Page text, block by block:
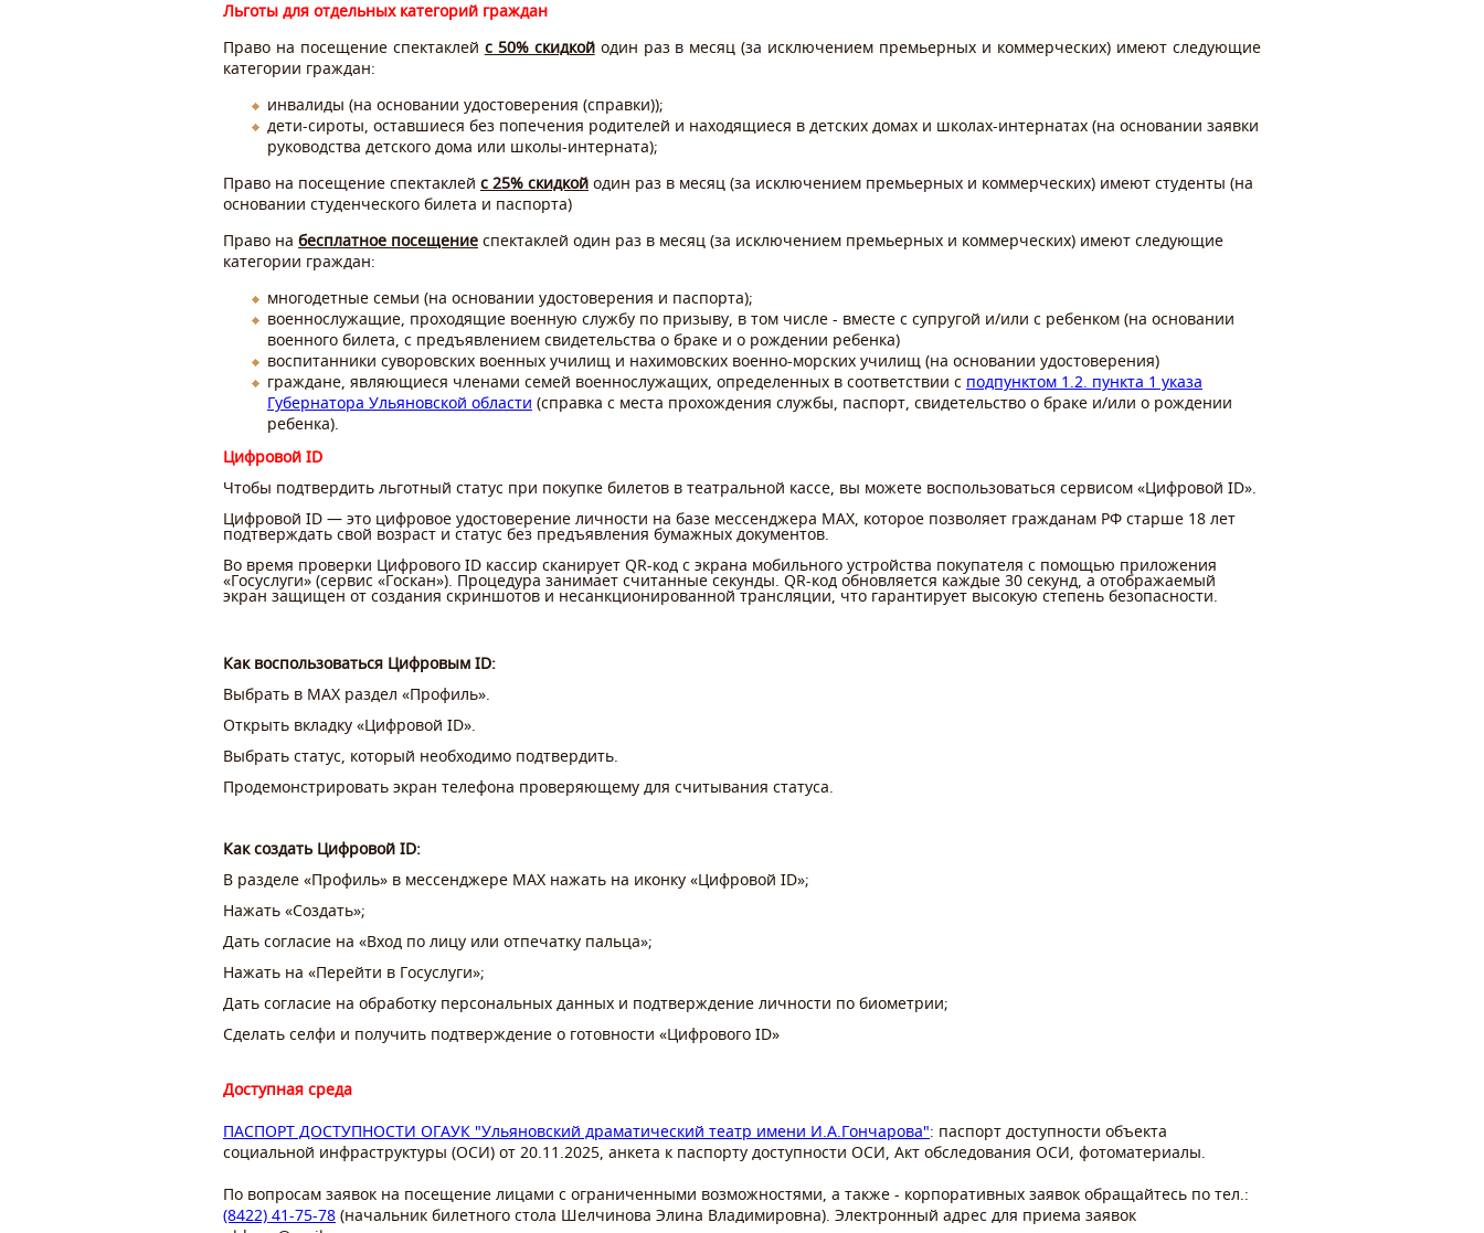
Льготы для отдельных категорий граждан
Право на посещение спектаклей с 50% скидкойодин раз в месяц (за исключением премьерных и коммерческих) имеют следующие
категории граждан:
инвалиды (на основании удостоверения (справки));
дети-сироты, оставшиеся без попечения родителей и находящиеся в детских домах и школах-интернатах (на основании заявки
руководства детского дома или школы-интерната);
Право на посещение спектаклей с 25% скидкой один раз в месяц (за исключением премьерных и коммерческих) имеют студенты (на
основании студенческого билета и паспорта)
Право на бесплатное посещение спектаклей один раз в месяц (за исключением премьерных и коммерческих) имеют следующие
категории граждан:
многодетные семьи (на основании удостоверения и паспорта);
военнослужащие, проходящие военную службу по призыву, в том числе - вместе с супругой и/или с ребенком (на основании
военного билета, с предъявлением свидетельства о браке и о рождении ребенка)
воспитанники суворовских военных училищ и нахимовских военно-морских училищ (на основании удостоверения)
граждане, являющиеся членами семей военнослужащих, определенных в соответствии с подпунктом 1.2. пункта 1 указа
Губернатора Ульяновской области (справка с места прохождения службы, паспорт, свидетельство о браке и/или о рождении
ребенка).
Цифровой ID
Чтобы подтвердить льготный статус при покупке билетов в театральной кассе, вы можете воспользоваться сервисом «Цифровой ID».
Цифровой ID — это цифровое удостоверение личности на базе мессенджера MAX, которое позволяет гражданам РФ старше 18 лет
подтверждать свой возраст и статус без предъявления бумажных документов.
Во время проверки Цифрового ID кассир сканирует QR-код с экрана мобильного устройства покупателя с помощью приложения
«Госуслуги» (сервис «Госкан»). Процедура занимает считанные секунды. QR-код обновляется каждые 30 секунд, а отображаемый
экран защищен от создания скриншотов и несанкционированной трансляции, что гарантирует высокую степень безопасности.
Как воспользоваться Цифровым ID:
⁠Выбрать в MAX раздел «Профиль».
⁠Открыть вкладку «Цифровой ID».
⁠Выбрать статус, который необходимо подтвердить.
Продемонстрировать экран телефона проверяющему для считывания статуса.
Как создать Цифровой ID:
В разделе «Профиль» в мессенджере MAX нажать на иконку «Цифровой ID»;
Нажать «Создать»;
Дать согласие на «Вход по лицу или отпечатку пальца»;
Нажать на «Перейти в Госуслуги»;
Дать согласие на обработку персональных данных и подтверждение личности по биометрии;
Сделать селфи и получить подтверждение о готовности «Цифрового ID»
Доступная среда
ПАСПОРТ ДОСТУПНОСТИ ОГАУК "Ульяновский драматический театр имени И.А.Гончарова": паспорт доступности объекта
социальной инфраструктуры (ОСИ) от 20.11.2025, анкета к паспорту доступности ОСИ, Акт обследования ОСИ, фотоматериалы.
По вопросам заявок на посещение лицами с ограниченными возможностями, а также - корпоративных заявок обращайтесь по тел.:
(8422) 41-75-78 (начальник билетного стола Шелчинова Элина Владимировна). Электронный адрес для приема заявок